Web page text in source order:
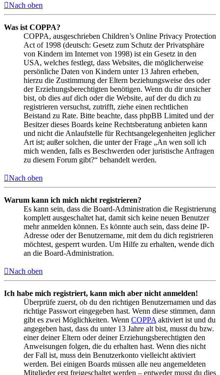
Nach oben
Was ist COPPA?
COPPA, ausgeschrieben Children’s Online Privacy Protection
Act of 1998 (deutsch: Gesetz zum Schutz der Privatsphäre
von Kindern im Internet von 1998) ist ein Gesetz in den
USA, welches festlegt, dass Websites, die möglicherweise
persönliche Daten von Kindern unter 13 Jahren erheben,
hierzu die Zustimmung der Eltern beziehungsweise des oder
der Erziehungsberechtigten benötigen. Wenn du dir unsicher
bist, ob dies auf dich oder die Website, auf der du dich zu
registrieren versuchst, zutrifft, ziehe einen rechtlichen
Beistand zu Rate. Bitte beachte, dass phpBB Limited und der
Besitzer dieses Boards keine Rechtsberatung anbieten kann
und nicht die Anlaufstelle für Rechtsangelegenheiten jeglicher
Art ist; außer solchen, die unter der Frage „An wen soll ich
mich wenden, falls es Beschwerden oder juristische Anfragen
zu diesem Forum gibt?“ behandelt werden.
Nach oben
Warum kann ich mich nicht registrieren?
Es kann sein, dass die Board-Administration die Registrierung
komplett ausgeschaltet hat, damit sich keine neuen Benutzer
mehr anmelden können. Es könnte auch sein, dass deine IP-
Adresse oder der Benutzername, mit dem du dich registrieren
möchtest, gesperrt wurden. Um Hilfe zu erhalten, wende dich
an die Board-Administration.
Nach oben
Ich habe mich registriert, kann mich aber nicht anmelden!
Überprüfe zuerst, ob du den richtigen Benutzernamen und das
richtige Passwort eingegeben hast. Wenn diese stimmen, dann
gibt es zwei Möglichkeiten. Wenn COPPA aktiviert ist und du
angegeben hast, dass du unter 13 Jahre alt bist, musst du bzw.
einer deiner Eltern oder deiner Erziehungsberechtigten den
Anweisungen folgen, die du erhalten hast. Wenn dies nicht
der Fall ist, muss dein Benutzerkonto vielleicht aktiviert
werden. Bei einigen Boards müssen alle neu angemeldeten
Mitglieder erst freigeschaltet werden – entweder musst du dies